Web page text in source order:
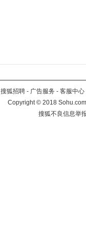
搜狐招聘 - 广告服务 - 客服中心
Copyright©2018
搜狐不良信息举